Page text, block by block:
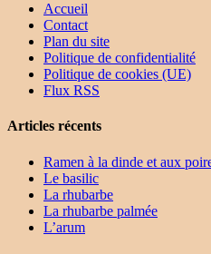
Accueil
Contact
Plan du site
Politique de confidentialité
Politique de cookies (UE)
Flux RSS
Articles récents
Ramen à la dinde et aux
Le basilic
La rhubarbe
La rhubarbe palmée
L’arum